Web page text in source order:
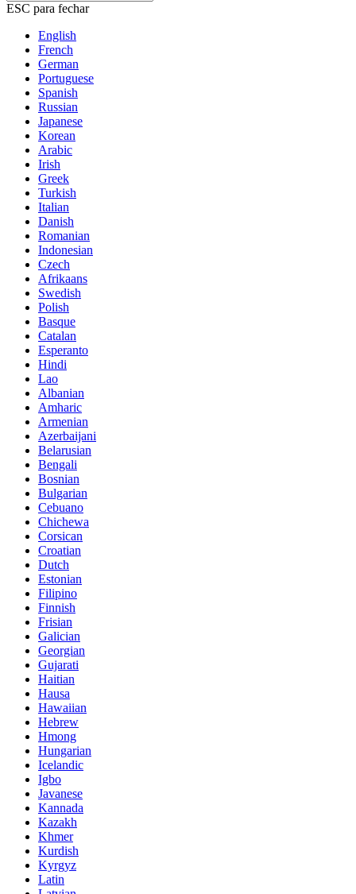
ESC para fechar
English
French
German
Portuguese
Spanish
Russian
Japanese
Korean
Arabic
Irish
Greek
Turkish
Italian
Danish
Romanian
Indonesian
Czech
Afrikaans
Swedish
Polish
Basque
Catalan
Esperanto
Hindi
Lao
Albanian
Amharic
Armenian
Azerbaijani
Belarusian
Bengali
Bosnian
Bulgarian
Cebuano
Chichewa
Corsican
Croatian
Dutch
Estonian
Filipino
Finnish
Frisian
Galician
Georgian
Gujarati
Haitian
Hausa
Hawaiian
Hebrew
Hmong
Hungarian
Icelandic
Igbo
Javanese
Kannada
Kazakh
Khmer
Kurdish
Kyrgyz
Latin